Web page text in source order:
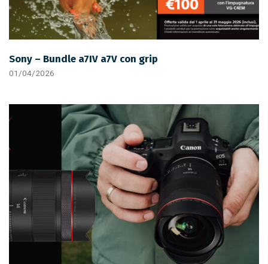
Sony – Bundle a7IV a7V con grip
01/04/2026